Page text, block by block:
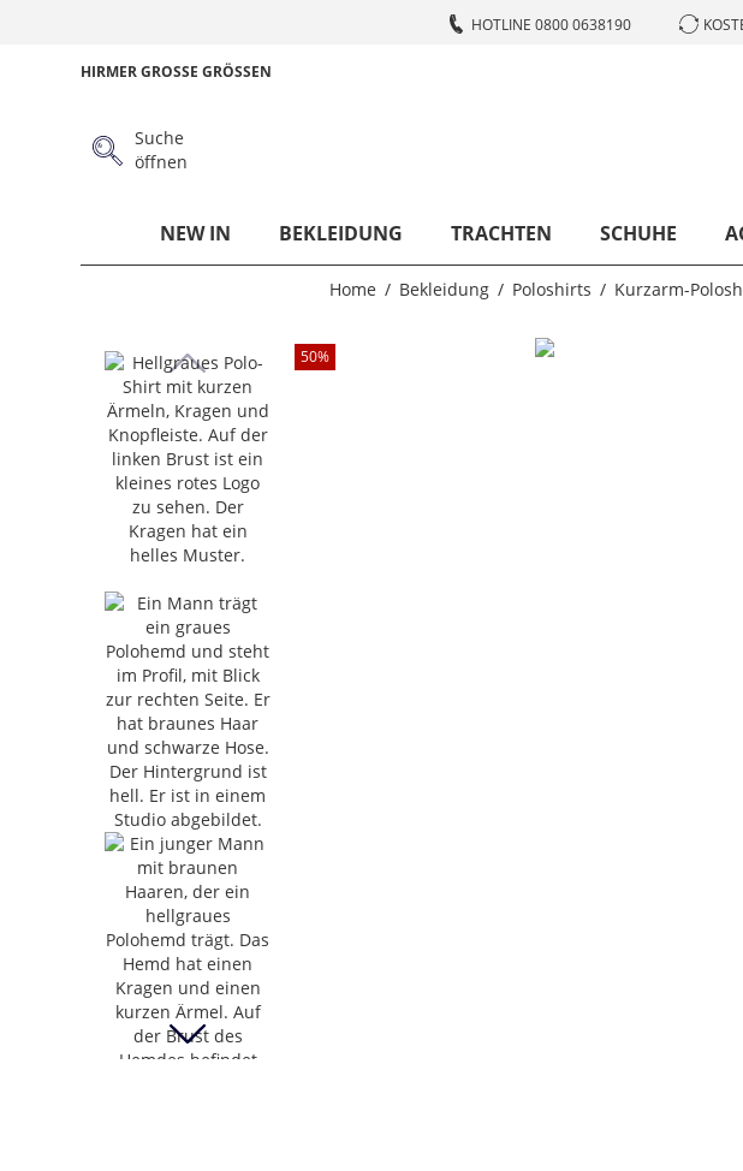
HOTLINE 0800 0638190
HIRMER GROSSE GRÖSSEN
Suche
öffnen
NEW IN BEKLEIDUNG TRACHTEN SCHUHE
Home Bekleidung Poloshirts Kurzarm-
50%